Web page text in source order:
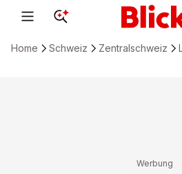
Home Schweiz Zentralschweiz